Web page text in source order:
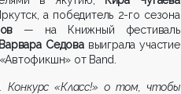
а победитель 2-го сезона
—
на Книжный фестиваль
Варвара Седова выиграла участие
от Band.
«Класс!» о том, чтобы